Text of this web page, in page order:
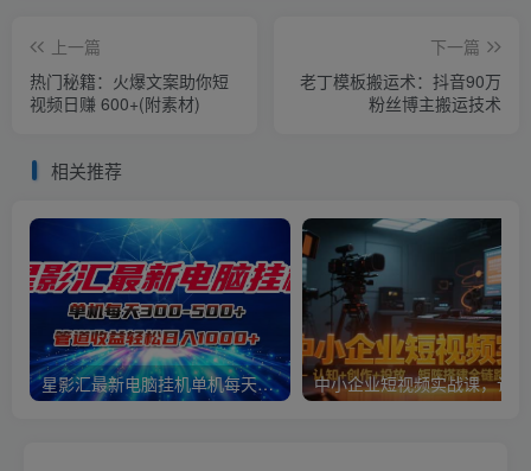
上一篇
热门秘籍：火爆文案助你短
视频日赚 600+(附素材)
下一篇
老丁模板搬运术：抖音90万
粉丝博主搬运技术
相关推荐
星影汇最新电脑挂机单机每天300+团队管道收益轻松日入1000+